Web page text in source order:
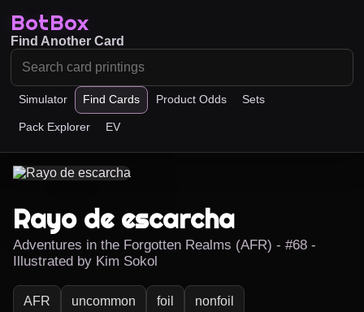
BotBox
Simulator Find Cards Product Odds Sets
Pack Explorer EV
Find Another Card
Rayo de escarcha
Adventures in the Forgotten Realms (AFR) - #68 -
Illustrated by Kim Sokol
AFR uncommon foil nonfoil